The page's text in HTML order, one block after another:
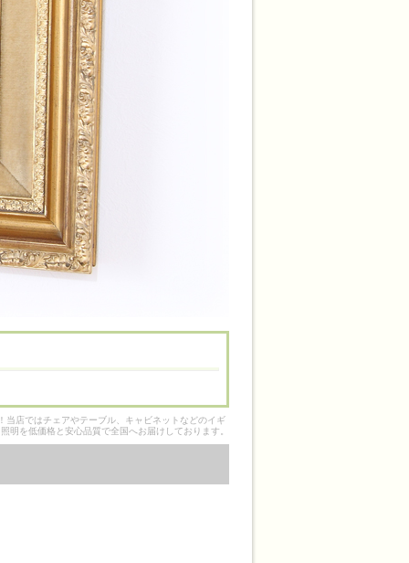
店ではチェアやテーブル、キャビネットなどのイギ
明を低価格と安心品質で全国へお届けしております。